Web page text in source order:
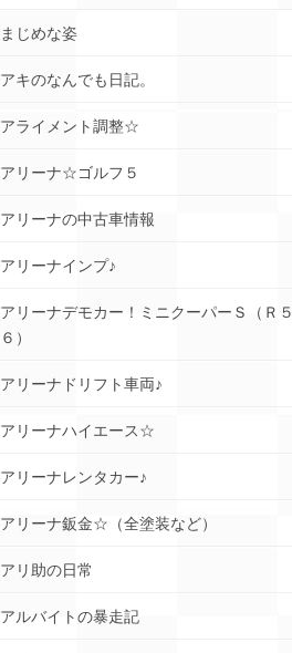
まじめな姿
アキのなんでも日記。
アライメント調整☆
アリーナ☆ゴルフ５
アリーナの中古車情報
アリーナインプ♪
アリーナデモカー！ミニクーパーＳ（Ｒ５
６）
アリーナドリフト車両♪
アリーナハイエース☆
アリーナレンタカー♪
アリーナ鈑金☆（全塗装など）
アリ助の日常
アルバイトの暴走記